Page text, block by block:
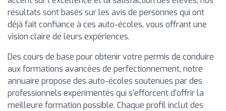
résultats sont basés sur les avis de personnes qui ont
déjà fait confiance à ces auto-écoles, vous offrant une
vision claire de leurs expériences.
Des cours de base pour obtenir votre permis de conduire
aux formations avancées de perfectionnement, notre
annuaire propose des auto-écoles soutenues par des
professionnels expérimentés qui s'efforcent d'offrir la
meilleure formation possible. Chaque profil inclut des